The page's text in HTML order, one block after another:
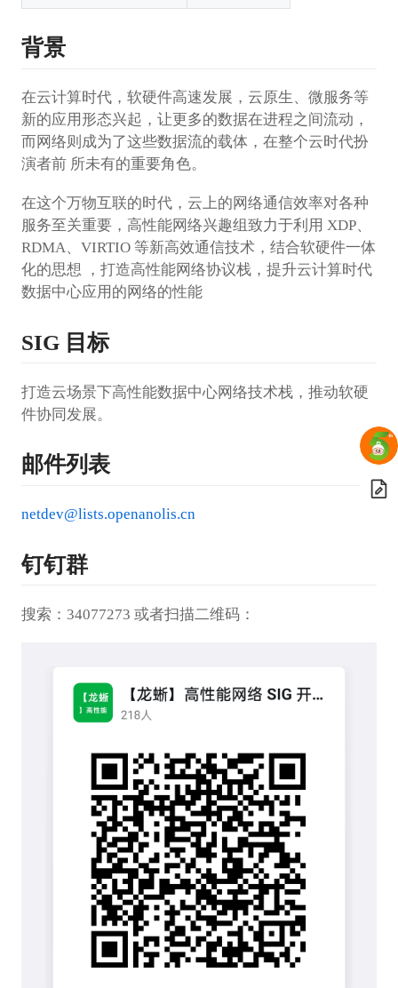
背景
在云计算时代，软硬件高速发展，云原生、微服务等
新的应用形态兴起，让更多的数据在进程之间流动，
而网络则成为了这些数据流的载体，在整个云时代扮
演者前 所未有的重要角色。
在这个万物互联的时代，云上的网络通信效率对各种
服务至关重要，高性能网络兴趣组致力于利用 XDP、
RDMA、VIRTIO 等新高效通信技术，结合软硬件一体
化的思想 ，打造高性能网络协议栈，提升云计算时代
数据中心应用的网络的性能
SIG 目标
打造云场景下高性能数据中心网络技术栈，推动软硬
件协同发展。
邮件列表
netdev@lists.openanolis.cn
钉钉群
搜索：34077273 或者扫描二维码：